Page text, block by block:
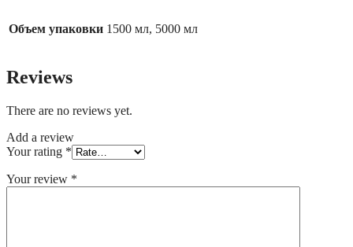
Объем упаковки 1500 мл, 5000 мл
Reviews
There are no reviews yet.
Add a review
Your rating *
Your review *